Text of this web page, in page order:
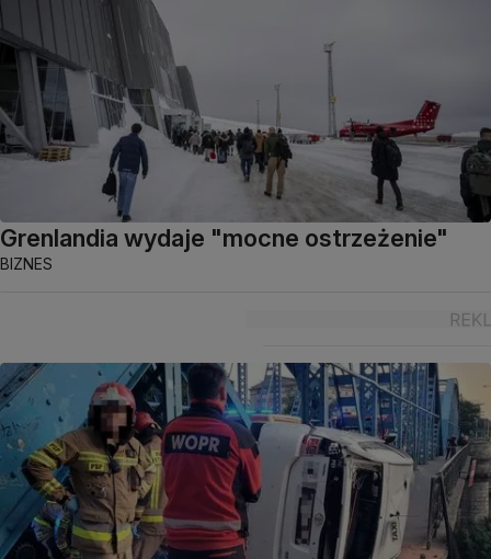
Grenlandia wydaje "mocne ostrzeżenie"
BIZNES